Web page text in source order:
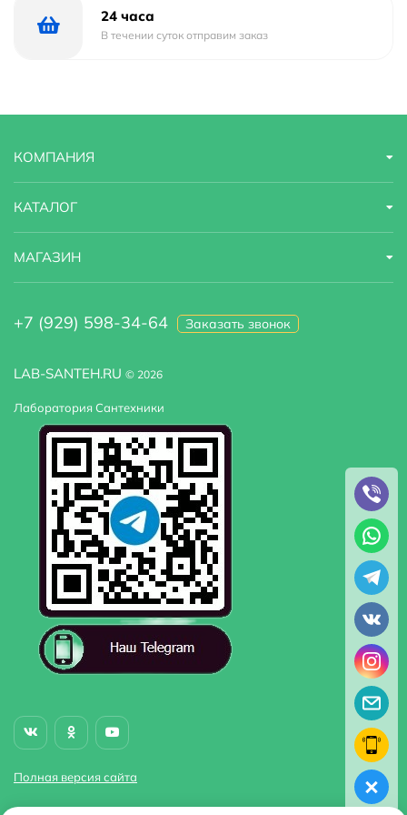
24 часа
В течении суток отправим заказ
LAB-SANTEH.RU © 2026
Лаборатория Сантехники
Полная версия сайта
КОМПАНИЯ
КАТАЛОГ
МАГАЗИН
+7 (929) 598-34-64 Заказать звонок